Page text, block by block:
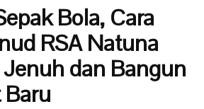
Bola, Cara
RSA Natuna
dan Bangun